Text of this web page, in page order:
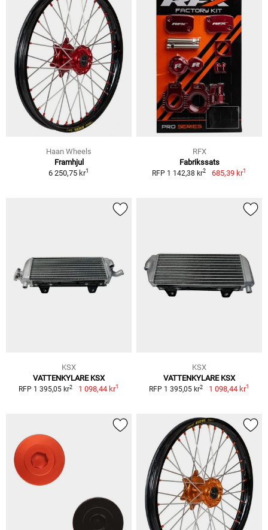
Haan Wheels
Framhjul
6 250,75 kr1
RFX
Fabrikssats
RFP 1 142,38 kr2 685,39 kr1
KSX
VATTENKYLARE KSX
RFP 1 395,05 kr2 1 098,44 kr1
KSX
VATTENKYLARE KSX
RFP 1 395,05 kr2 1 098,44 kr1